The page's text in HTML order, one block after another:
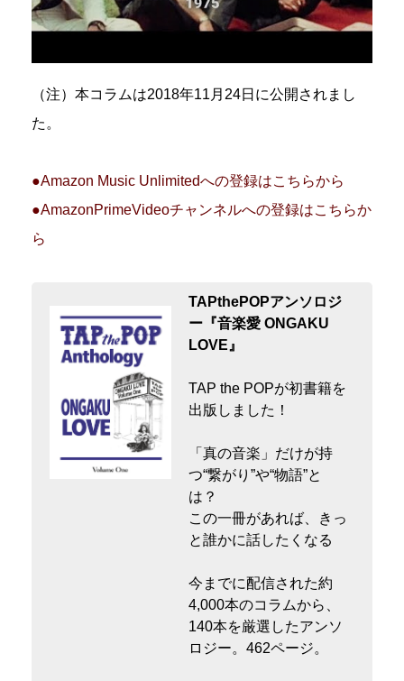
（注）本コラムは2018年11月24日に公開されまし
た。
●Amazon Music Unlimitedへの登録はこちらから
●AmazonPrimeVideoチャンネルへの登録はこちらか
ら
TAPthePOPアンソロジ
ー『音楽愛 ONGAKU
LOVE』
TAP the POPが初書籍を
出版しました！
「真の音楽」だけが持
つ“繋がり”や“物語”と
は？
この一冊があれば、きっ
と誰かに話したくなる
今までに配信された約
4,000本のコラムから、
140本を厳選したアンソ
ロジー。462ページ。